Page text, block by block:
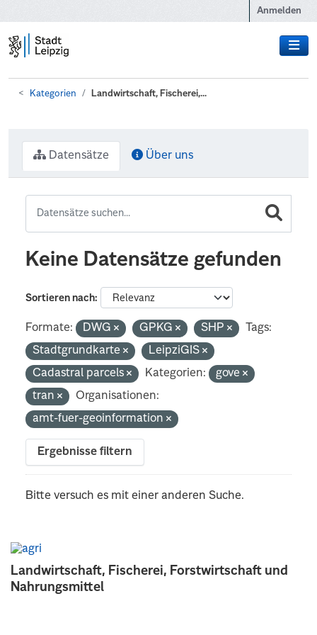
Anmelden
Kategorien Landwirtschaft, Fischerei,...
Landwirtschaft, Fischerei, Forstwirtschaft und
Nahrungsmittel
Datensätze Über uns
Keine Datensätze gefunden
Sortieren nach
Formate: DWG GPKG SHP
Tags:
Stadtgrundkarte
LeipziGIS
Cadastral parcels
Kategorien:
gove
tran
Organisationen:
amt-fuer-geoinformation
Ergebnisse filtern
Bitte versuch es mit einer anderen Suche.